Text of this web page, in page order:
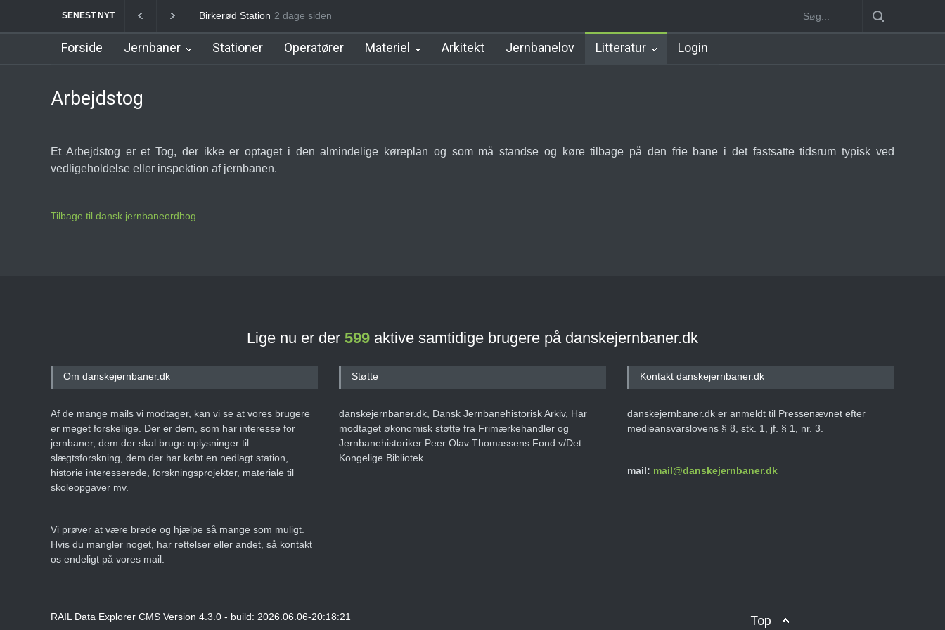
SENEST NYT Birkerød Station Allerød Station Nørrebro B Station [1886-1930]
2 dage siden
Forside Jernbaner Stationer Operatører Materiel Arkitekt Jernbanelov Litteratur Login
Arbejdstog
Et Arbejdstog er et Tog, der ikke er optaget i den almindelige køreplan og som må standse og køre tilbage på den frie bane i det fastsatte tidsrum typisk ved
vedligeholdelse eller inspektion af jernbanen.
Tilbage til dansk jernbaneordbog
Lige nu er der 599 aktive samtidige brugere på danskejernbaner.dk
Om danskejernbaner.dk
Af de mange mails vi modtager, kan vi se at vores brugere
er meget forskellige. Der er dem, som har interesse for
jernbaner, dem der skal bruge oplysninger til
slægtsforskning, dem der har købt en nedlagt station,
historie interesserede, forskningsprojekter, materiale til
skoleopgaver mv.
Vi prøver at være brede og hjælpe så mange som muligt.
Hvis du mangler noget, har rettelser eller andet, så kontakt
os endeligt på vores mail.
Støtte
danskejernbaner.dk, Dansk Jernbanehistorisk Arkiv, Har
modtaget økonomisk støtte fra Frimærkehandler og
Jernbanehistoriker Peer Olav Thomassens Fond v/Det
Kongelige Bibliotek.
Kontakt danskejernbaner.dk
danskejernbaner.dk er anmeldt til Pressenævnet efter
medieansvarslovens § 8, stk. 1, jf. § 1, nr. 3.
mail: mail@danskejernbaner.dk
RAIL Data Explorer CMS Version 4.3.0 - build: 2026.06.06-20:18:21 Top